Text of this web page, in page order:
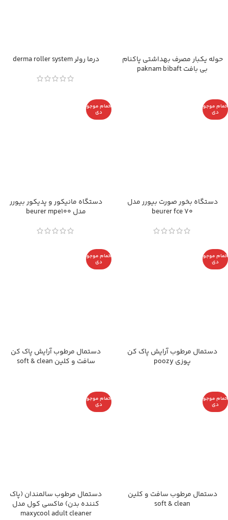
حوله یکبار مصرف بهداشتی پاکنام
بی بافت paknam bibaft
درما رولر derma roller system
اتمام موجو
دی
دستگاه بخور صورت بيورر مدل
beurer fce 70
اتمام موجو
دی
دستگاه مانيکور و پديکور بيورر
مدل beurer mpe100
اتمام موجو
دی
دستمال مرطوب آرایش پاک کن
پوزی poozy
اتمام موجو
دی
دستمال مرطوب آرایش پاک کن
سافت و کلین soft & clean
اتمام موجو
دی
دستمال مرطوب سافت و کلین
soft & clean
اتمام موجو
دی
دستمال مرطوب سالمندان (پاک
کننده بدن) ماکسی کول مدل
maxycool adult cleaner